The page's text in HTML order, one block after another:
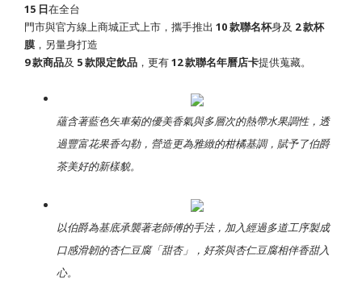
15 日在全台
門市與官方線上商城正式上市，攜手推出 10 款聯名杯身及 2 款杯
膜 ，另量身打造
9 款商品及 5 款限定飲品 ，更有12 款聯名年曆店卡提供蒐藏。
蘊含著藍色矢車菊的優美香氣與多層次的熱帶水果調性，透
過豐富花果香勾勒，營造更為雅緻的柑橘基調，賦予了伯爵
茶美好的新樣貌。
以伯爵為基底承襲著老師傅的手法，加入經過多道工序製成
口感滑韌的杏仁豆腐「甜杏」，好茶與杏仁豆腐相伴香甜入
心。